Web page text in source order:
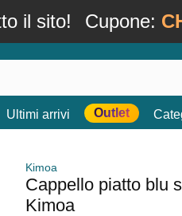
il sito! Cupone:
Ultimi arrivi Outlet
Kimoa
Cappello piatto blu
Kimoa